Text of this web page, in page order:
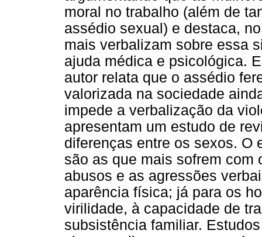
moral no trabalho (além de
assédio sexual) e destaca,
mais verbalizam sobre essa
ajuda médica e psicológica.
autor relata que o assédio
valorizada na sociedade
impede a verbalização da
apresentam um estudo de
diferenças entre os sexos. O
são as que mais sofrem com
abusos e as agressões
aparência física; já para os
virilidade, à capacidade de
subsistência familiar.